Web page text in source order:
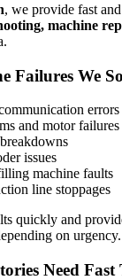
, we provide fast
machine
Failures We
errors
and motor failures
issues
machine faults
line stoppages
quickly and
on urgency.
Need Fast